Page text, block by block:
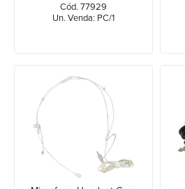
Cód. 77929
Un. Venda: PC/1